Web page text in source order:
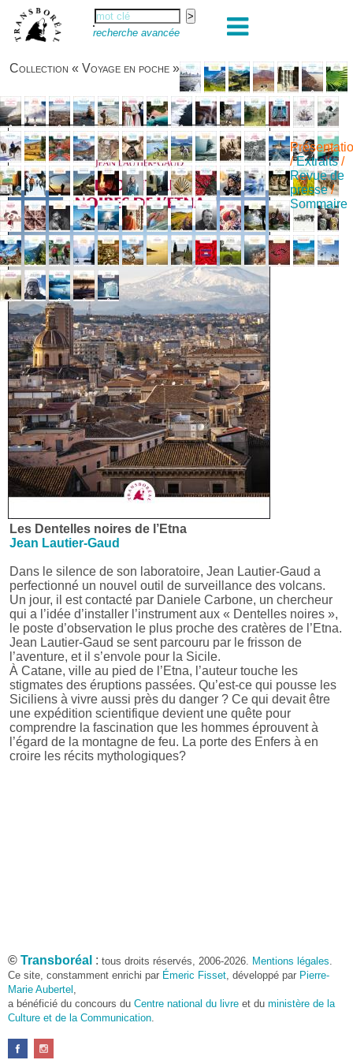
recherche avancée
Collection « Voyage en poche »
/Extraits/
Revue de
presse/
Sommaire
Les Dentelles noires de l’Etna
Jean Lautier-Gaud
Dans le silence de son laboratoire, Jean Lautier-Gaud a
perfectionné un nouvel outil de surveillance des volcans.
Un jour, il est contacté par Daniele Carbone, un chercheur
qui a l’idée d’installer l’instrument aux « Dentelles noires »,
le poste d’observation le plus proche des cratères de l’Etna.
Jean Lautier-Gaud se sent parcouru par le frisson de
l’aventure, et il s’envole pour la Sicile.
À Catane, ville au pied de l’Etna, l’auteur touche les
stigmates des éruptions passées. Qu’est-ce qui pousse les
Siciliens à vivre aussi près du danger ? Ce qui devait être
une expédition scientifique devient une quête pour
comprendre la fascination que les hommes éprouvent à
l’égard de la montagne de feu. La porte des Enfers à en
croire les récits mythologiques?
© Transboréal : tous droits réservés, 2006-2026. Mentions légales.
Ce site, constamment enrichi par Émeric Fisset, développé par Pierre-
Marie Aubertel ,
a bénéficié du concours du Centre national du livre et du ministère de la
Culture et de la Communication.